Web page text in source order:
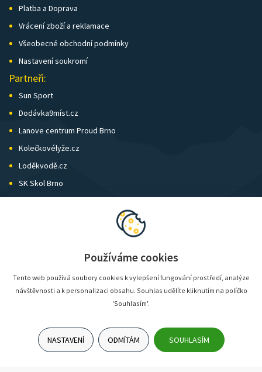
Platba a Doprava
Vrácení zboží a reklamace
Všeobecné obchodní podmínky
Nastavení soukromí
Partneři:
Sun Sport
Dodávka9míst.cz
Lanove centrum Proud Brno
Kolečkovélyže.cz
Loděkvodě.cz
SK Skol Brno
Biatlon Brno
Používáme cookies
Tento web používá soubory cookies k vylepšení fungování prostředí, analýze
návštěvnosti a k personalizaci obsahu. Souhlas udělíte kliknutím na políčko
'Souhlasím'.
NASTAVENÍ ODMÍTÁM SOUHLASÍM